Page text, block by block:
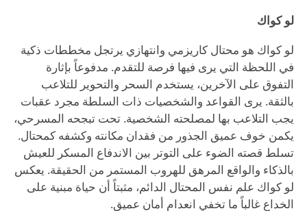
لو كواك
لو كواك هو محتال كاريزمي وانتهازي يرتجل مخططات ذكية
في اللحظة التي يرى فيها فرصة للتقدم. مدفوعاً بإثارة
التفوق على الآخرين، يستخدم السحر والتحوير للتلاعب
بالثقة. يرى القواعد والشخصيات ذات السلطة مجرد عقبات
يجب التلاعب بها لمصلحته الشخصية. تحت تبجحه المسرحي،
يكمن خوف عميق الجذور من فقدان مكانته وكشفه كمحتال.
تسلط قصته الضوء على التوتر بين الاندفاع المسكر للعيش
بالذكاء والواقع المرهق للهروب المستمر من الحقيقة. يعكس
لو كواك علم نفس المحتال الدائم، مثبتاً أن حياة مبنية على
الخداع غالباً ما تخفي انعدام أمان عميق.